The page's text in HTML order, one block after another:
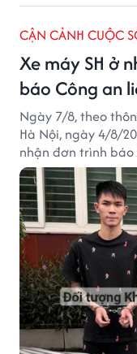
CẬN CẢNH CUỘC
Xe máy SH ở
báo Công an
Ngày 7/8, theo
Hà Nội, ngày 4/8/
nhận đơn trình báo
tại phường Từ
xe mô tô Honda SH
sống.